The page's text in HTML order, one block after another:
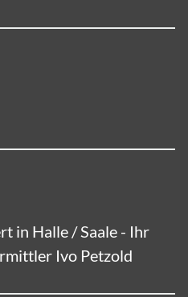
in Halle / Saale - Ihr
Ivo Petzold